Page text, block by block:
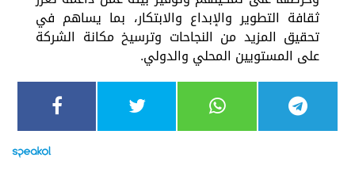
ثقافة التطوير والإبداع والابتكار، بما يساهم في
تحقيق المزيد من النجاحات وترسيخ مكانة الشركة
على المستويين المحلي والدولي.